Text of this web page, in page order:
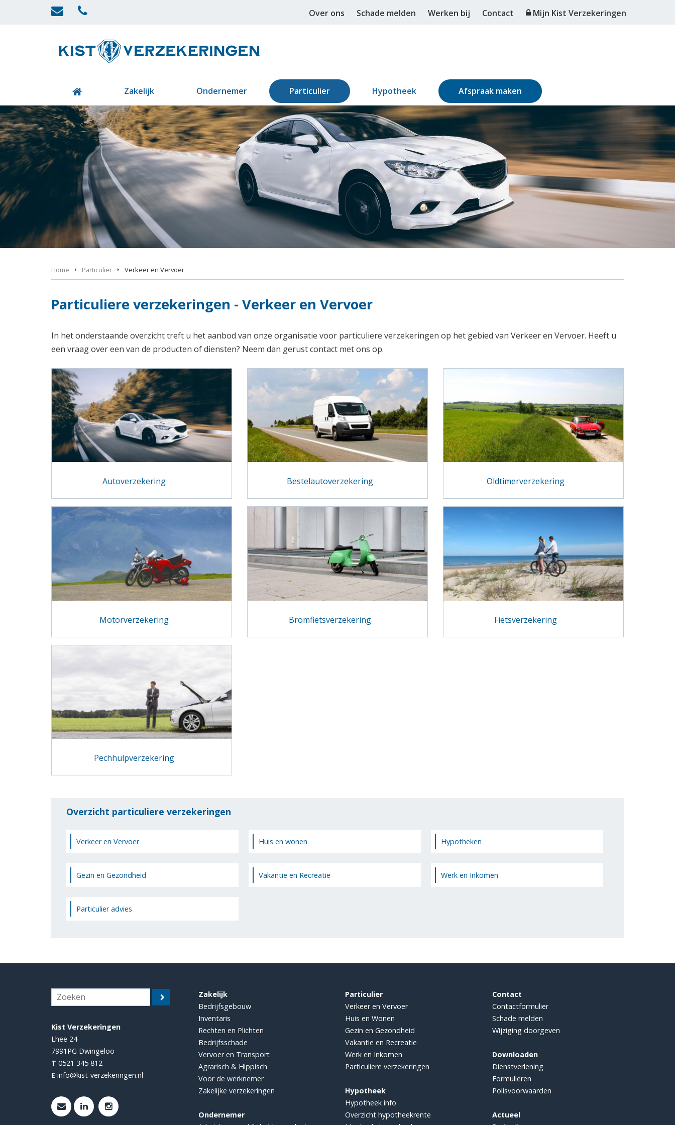
Over ons Schade melden Werken bij Contact Mijn Kist Verzekeringen
Zakelijk Ondernemer Particulier Hypotheek Afspraak maken
Home Particulier Verkeer en Vervoer
Particuliere verzekeringen - Verkeer en Vervoer
In het onderstaande overzicht treft u het aanbod van onze organisatie voor particuliere verzekeringen op het gebied van Verkeer en Vervoer. Heeft u
een vraag over een van de producten of diensten? Neem dan gerust contact met ons op.
Autoverzekering Bestelautoverzekering Oldtimerverzekering
Motorverzekering Bromfietsverzekering Fietsverzekering
Pechhulpverzekering
Overzicht particuliere verzekeringen
Verkeer en Vervoer Huis en wonen Hypotheken
Gezin en Gezondheid Vakantie en Recreatie Werk en Inkomen
Particulier advies
Kist Verzekeringen
Lhee 24
7991PG Dwingeloo
T 0521 345 812
E info@kist-verzekeringen.nl
Zakelijk
Bedrijfsgebouw
Inventaris
Rechten en Plichten
Bedrijfsschade
Vervoer en Transport
Agrarisch & Hippisch
Voor de werknemer
Zakelijke verzekeringen
Ondernemer
Particulier
Verkeer en Vervoer
Huis en Wonen
Gezin en Gezondheid
Vakantie en Recreatie
Werk en Inkomen
Particuliere verzekeringen
Hypotheek
Hypotheek info
Overzicht hypotheekrente
Contact
Contactformulier
Schade melden
Wijziging doorgeven
Downloaden
Dienstverlening
Formulieren
Polisvoorwaarden
Actueel